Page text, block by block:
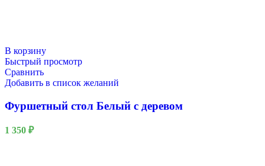
В корзину
Быстрый просмотр
Сравнить
Добавить в список желаний
Фуршетный стол Белый с деревом
1 350 ₽